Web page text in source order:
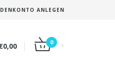
ANLEGEN
0